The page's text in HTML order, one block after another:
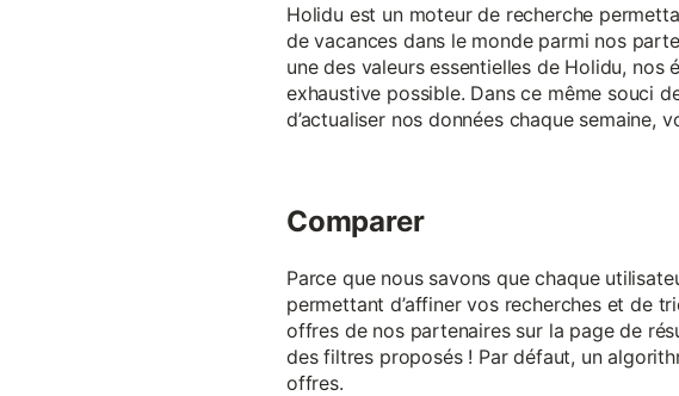
Holidu est un moteur de recherche
de vacances dans le monde parmi nos
une des valeurs essentielles de Holidu,
exhaustive possible. Dans ce même souci
d’actualiser nos données chaque
Comparer
Parce que nous savons que chaque
permettant d’affiner vos recherches et de
offres de nos partenaires sur la page de
des filtres proposés ! Par défaut, un
offres.